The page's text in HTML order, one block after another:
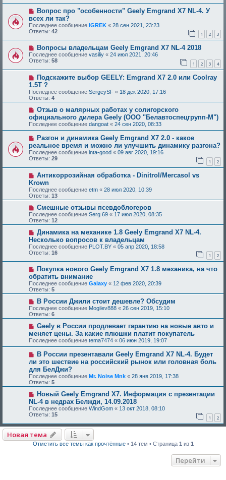
Вопрос про "особенности" Geely Emgrand X7 NL-4. У
всех ли так?
Последнее сообщение IGREK « 28 сен 2021, 23:23
Ответы: 42 1 2 3
Вопросы владельцам Geely Emgrand X7 NL-4 2018
Последнее сообщение vasiliy « 24 июл 2021, 20:46
Ответы: 58 1 2 3 4
Подскажите выбор GEELY: Emgrand X7 2.0 или Coolray
1.5T ?
Последнее сообщение SergeySF « 18 дек 2020, 17:16
Ответы: 4
Отзыв о малярных работах у солигорского
официального дилера Geely (ООО "Белавтоспецгрупп-М")
Последнее сообщение dangoat « 24 сен 2020, 08:33
Разгон и динамика Geely Emgrand Х7 2.0 - какое
реальное время и можно ли улучшить динамику разгона?
Последнее сообщение inta-good « 09 авг 2020, 19:16
Ответы: 29 1 2
Антикоррозийная обработка - Dinitrol/Mercasol vs
Krown
Последнее сообщение etm « 28 июл 2020, 10:39
Ответы: 13
Смешные отзывы псевдоблогеров
Последнее сообщение Serg 69 « 17 июл 2020, 08:35
Ответы: 12
Динамика на механике 1.8 Geely Emgrand X7 NL-4.
Несколько вопросов к владельцам
Последнее сообщение PLOT.BY « 05 апр 2020, 18:58
Ответы: 16 1 2
Покупка нового Geely Emgrand X7 1.8 механика, на что
обратить внимание
Последнее сообщение Galaxy « 12 фев 2020, 20:39
Ответы: 5
В России Джили стоит дешевле? Обсудим
Последнее сообщение Mogilev888 « 26 сен 2019, 15:10
Ответы: 6
Geely в России продлевает гарантию на новые авто и
меняет цены. За какие плюшки платит покупатель
Последнее сообщение tema7474 « 06 июн 2019, 19:07
В России презентавали Geely Emgrand X7 NL-4. Будет
ли это шествие на российский рынок или головная боль
для БелДжи?
Последнее сообщение Mr. Noise Mnk « 28 янв 2019, 17:38
Ответы: 5
Новый Geely Emgrand X7. Информация с презентации
NL-4 в недрах Белжди, 14.09.2018
Последнее сообщение WindGom « 13 окт 2018, 08:10
Ответы: 15 1 2
Новая тема
Отметить все темы как прочтённые• 14 тем • Страница 1 из 1
Перейти